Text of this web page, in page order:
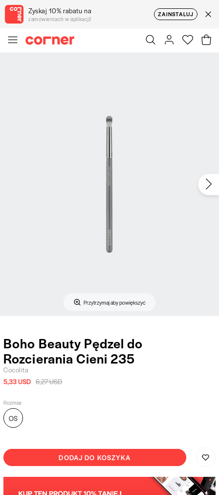
Zyskaj 10% rabatu na
zamówieniach w aplikacji!
ZAINSTALUJ
Przytrzymaj aby powiększyć
Boho Beauty Pędzel do
Rozcierania Cieni 235
Cocolita
5,33 USD 6,27 USD
Rozmiar
OS
DODAJ DO KOSZYKA